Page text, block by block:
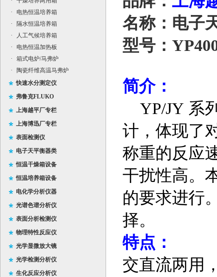
·
电热恒温培养箱
·
隔水恒温培养箱
·
人工气候培养箱
·
电热恒温加热板
·
箱式电炉/马弗炉
·
陶瓷纤维高温马弗炉
快速水分测定仪
弗鲁克FLUKO
上海越平厂专栏
上海博迅厂专栏
表面检测仪
电子天平衡器类
恒温干燥箱设备
恒温培养箱设备
电化学分析仪器
光谱色谱分析仪
表面分析检测仪
物理特性反应仪
光学显微放大镜
光学检测分析仪
生化反应分析仪
名称：电子
型号：
简介：
YP/JY 系
计，体现了
称重的反应
干扰性高。
的要求进行
择。
特点：
交直流两用